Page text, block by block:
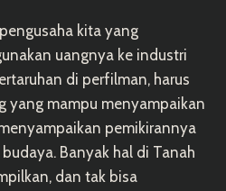
kita yang
uangnya ke industri
di perfilman, harus
yang mampu menyampaikan
pemikirannya
Banyak hal di Tanah
dan tak bisa